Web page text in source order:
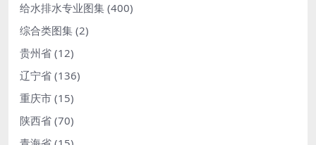
给水排水专业图集 (400)
综合类图集 (2)
贵州省 (12)
辽宁省 (136)
重庆市 (15)
陕西省 (70)